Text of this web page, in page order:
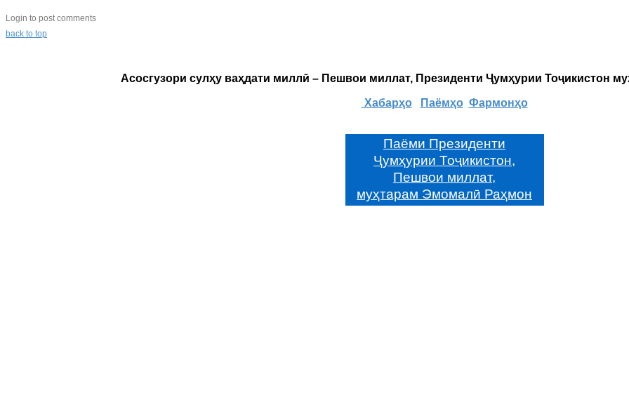
Login to post comments
back to top
Асосгузори сулҳу ваҳдати миллӣ – Пешвои миллат, Президенти Ҷумҳурии Тоҷикистон
Хабарҳо Паёмҳо Фармонҳо
Паёми Президенти
Ҷумҳурии Тоҷикистон,
Пешвои миллат,
муҳтарам Эмомалӣ Раҳмон